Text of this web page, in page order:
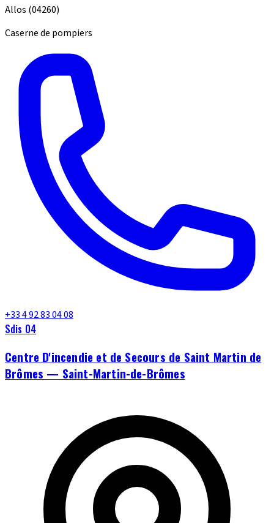
Allos (04260)
Caserne de pompiers
+33 4 92 83 04 08
Sdis 04
Centre D'incendie et de Secours de Saint Martin de
Brômes — Saint-Martin-de-Brômes